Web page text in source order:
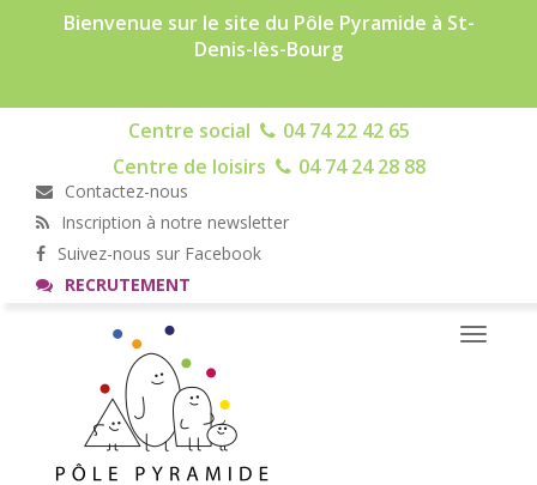
Bienvenue sur le site du Pôle Pyramide à St-
Denis-lès-Bourg
Centre social
04 74 22 42 65
Centre de loisirs
04 74 24 28 88
Contactez-nous
Inscription à notre newsletter
Suivez-nous sur Facebook
RECRUTEMENT
Toggle